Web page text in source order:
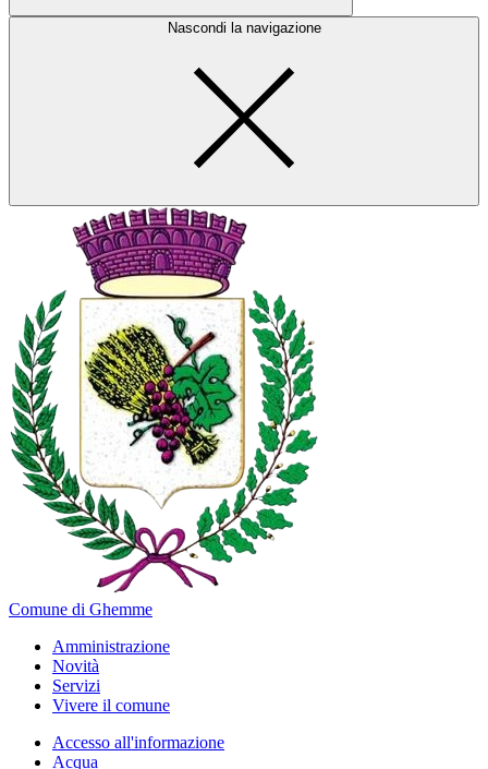
Nascondi la navigazione
Comune di Ghemme
Amministrazione
Novità
Servizi
Vivere il comune
Accesso all'informazione
Acqua